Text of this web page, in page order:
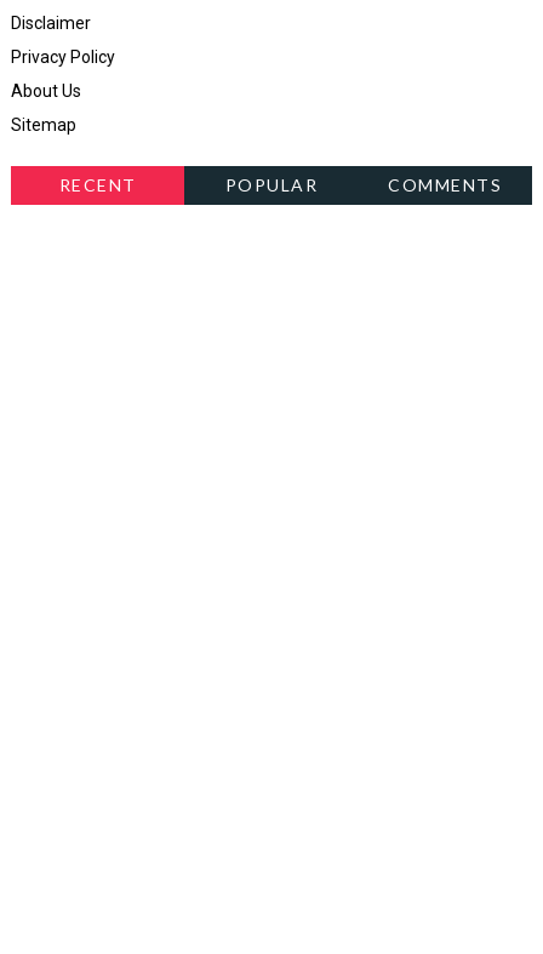
Disclaimer
Privacy Policy
About Us
Sitemap
RECENT POPULAR COMMENTS